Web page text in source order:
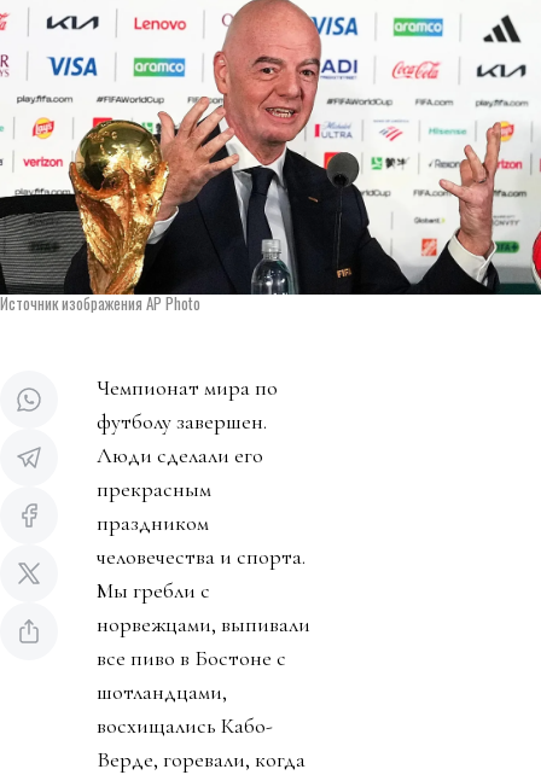
Источник изображения AP Photo
Чемпионат мира по
футболу завершен.
Люди сделали его
прекрасным
праздником
человечества и спорта.
Мы гребли с
норвежцами, выпивали
все пиво в Бостоне с
шотландцами,
восхищались Кабо-
Верде, горевали, когда